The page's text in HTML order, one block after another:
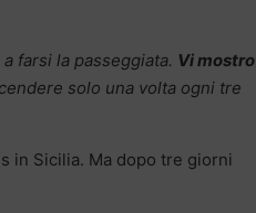
farsi la passeggiata. Vi mostro
solo una volta ogni tre
in Sicilia. Ma dopo tre giorni